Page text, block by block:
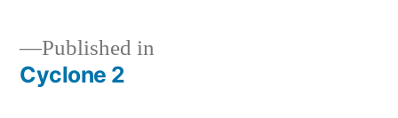
Post
Published in
Cyclone 2